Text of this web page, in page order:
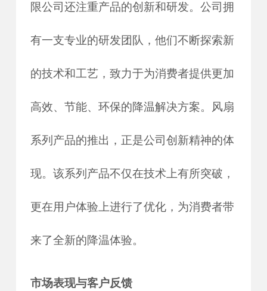
限公司还注重产品的创新和研发。公司拥
有一支专业的研发团队，他们不断探索新
的技术和工艺，致力于为消费者提供更加
高效、节能、环保的降温解决方案。风扇
系列产品的推出，正是公司创新精神的体
现。该系列产品不仅在技术上有所突破，
更在用户体验上进行了优化，为消费者带
来了全新的降温体验。
市场表现与客户反馈